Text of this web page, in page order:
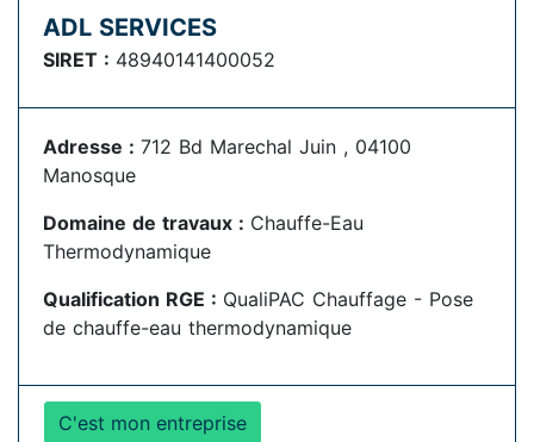
ADL SERVICES
SIRET : 48940141400052
Adresse : 712 Bd Marechal Juin , 04100
Manosque
Domaine de travaux : Chauffe-Eau
Thermodynamique
Qualification RGE : QualiPAC Chauffage - Pose
de chauffe-eau thermodynamique
C'est mon entreprise